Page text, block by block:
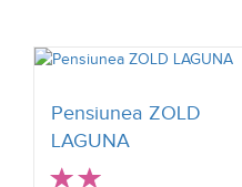
Pensiunea ZOLD
LAGUNA